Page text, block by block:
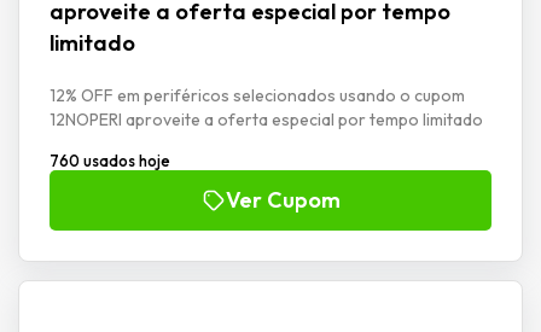
aproveite a oferta especial por tempo
limitado
12% OFF em periféricos selecionados usando o cupom
12NOPERI aproveite a oferta especial por tempo limitado
760 usados hoje
Ver Cupom